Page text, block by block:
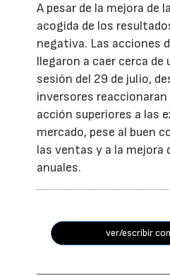
A pesar de la mejora de
acogida de los
negativa. Las acciones
llegaron a caer cerca de
sesión del 29 de julio,
inversores reaccionaran
acción superiores a las
mercado, pese al buen
las ventas y a la mejora
anuales.
ver/escribir